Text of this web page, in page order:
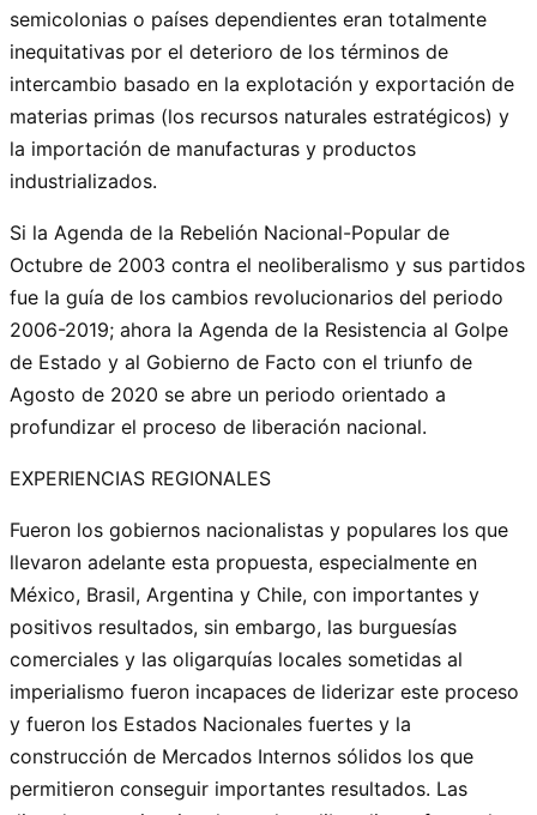
semicolonias o países dependientes eran totalmente
inequitativas por el deterioro de los términos de
intercambio basado en la explotación y exportación de
materias primas (los recursos naturales estratégicos) y
la importación de manufacturas y productos
industrializados.
Si la Agenda de la Rebelión Nacional-Popular de
Octubre de 2003 contra el neoliberalismo y sus partidos
fue la guía de los cambios revolucionarios del periodo
2006-2019; ahora la Agenda de la Resistencia al Golpe
de Estado y al Gobierno de Facto con el triunfo de
Agosto de 2020 se abre un periodo orientado a
profundizar el proceso de liberación nacional.
EXPERIENCIAS REGIONALES
Fueron los gobiernos nacionalistas y populares los que
llevaron adelante esta propuesta, especialmente en
México, Brasil, Argentina y Chile, con importantes y
positivos resultados, sin embargo, las burguesías
comerciales y las oligarquías locales sometidas al
imperialismo fueron incapaces de liderizar este proceso
y fueron los Estados Nacionales fuertes y la
construcción de Mercados Internos sólidos los que
permitieron conseguir importantes resultados. Las